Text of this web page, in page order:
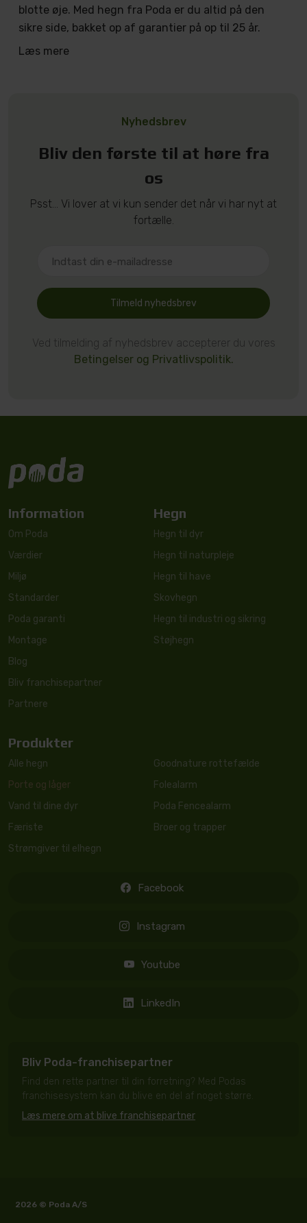
blotte øje. Med hegn fra Poda er du altid på den
sikre side, bakket op af garantier på op til 25 år.
Læs mere
Nyhedsbrev
Bliv den første til at høre fra
os
Psst... Vi lover at vi kun sender det når vi har nyt at
fortælle.
Tilmeld nyhedsbrev
Ved tilmelding af nyhedsbrev accepterer du vores
Betingelser og Privatlivspolitik.
Information
Om Poda
Værdier
Miljø
Standarder
Poda garanti
Montage
Blog
Bliv franchisepartner
Partnere
Hegn
Hegn til dyr
Hegn til naturpleje
Hegn til have
Skovhegn
Hegn til industri og sikring
Støjhegn
Produkter
Alle hegn
Porte og låger
Vand til dine dyr
Færiste
Strømgiver til elhegn
Goodnature rottefælde
Folealarm
Poda Fencealarm
Broer og trapper
Facebook
Instagram
Youtube
LinkedIn
Bliv Poda-franchisepartner
Find den rette partner til din forretning? Med Podas
franchisesystem kan du blive en del af noget større.
Læs mere om at blive franchisepartner
2026 © Poda A/S